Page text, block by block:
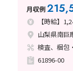
月収例
【時給】
山梨県南巨
検査、梱包
61896-00